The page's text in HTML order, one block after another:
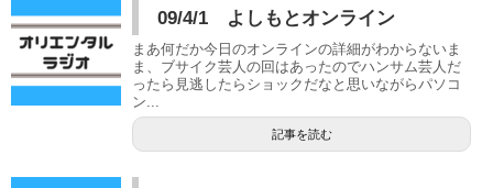
09/4/1 よしもとオンライン
まあ何だか今日のオンラインの詳細がわからないま
ま、ブサイク芸人の回はあったのでハンサム芸人だ
ったら見逃したらショックだなと思いながらパソコ
ン...
記事を読む